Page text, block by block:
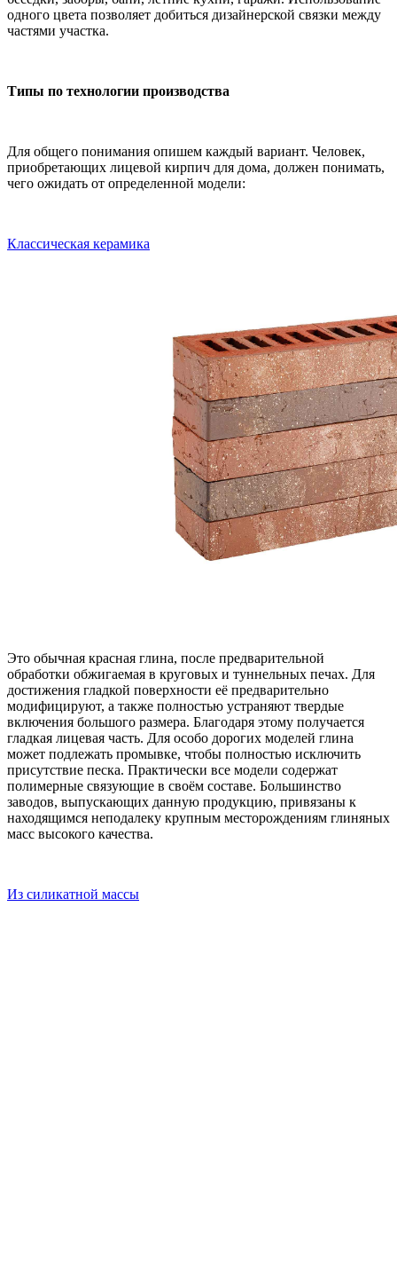
одного цвета позволяет добиться дизайнерской связки между
частями участка.
Типы по технологии производства
Для общего понимания опишем каждый вариант. Человек,
приобретающих лицевой кирпич для дома, должен понимать,
чего ожидать от определенной модели:
Классическая керамика
Это обычная красная глина, после предварительной
обработки обжигаемая в круговых и туннельных печах. Для
достижения гладкой поверхности её предварительно
модифицируют, а также полностью устраняют твердые
включения большого размера. Благодаря этому получается
гладкая лицевая часть. Для особо дорогих моделей глина
может подлежать промывке, чтобы полностью исключить
присутствие песка. Практически все модели содержат
полимерные связующие в своём составе. Большинство
заводов, выпускающих данную продукцию, привязаны к
находящимся неподалеку крупным месторождениям глиняных
масс высокого качества.
Из силикатной массы